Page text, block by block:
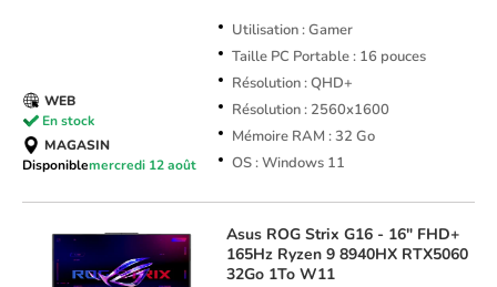
Utilisation : Gamer
Taille PC Portable : 16 pouces
Résolution : QHD+
Résolution : 2560x1600
Mémoire RAM : 32 Go
OS : Windows 11
WEB
En stock
MAGASIN
Disponiblemercredi 12 août
Asus ROG Strix G16 - 16" FHD+
165Hz Ryzen 9 8940HX RTX5060
32Go 1To W11